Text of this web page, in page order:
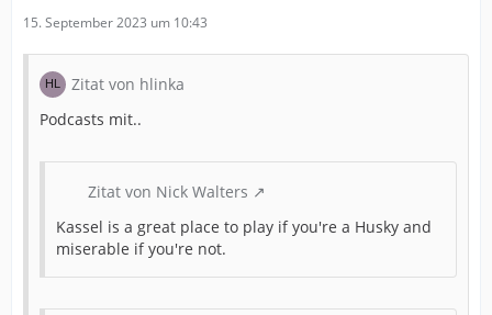
15. September 2023 um 10:43
Zitat von hlinka
Podcasts mit..
Zitat von Nick Walters
Kassel is a great place to play if you're a Husky and
miserable if you're not.